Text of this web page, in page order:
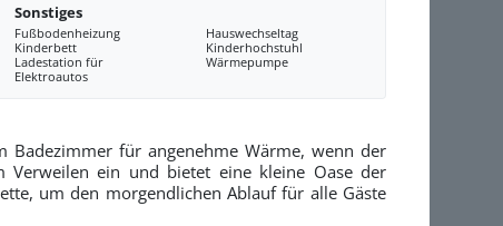
Sonstiges
Fußbodenheizung
Hauswechseltag
Kinderbett
Kinderhochstuhl
Ladestation für
Elektroautos
Wärmepumpe
Badezimmer für angenehme Wärme, wenn der
Verweilen ein und bietet eine kleine Oase der
um den morgendlichen Ablauf für alle Gäste